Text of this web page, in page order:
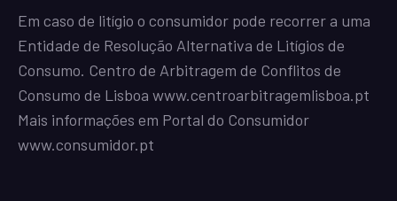
Em caso de litígio o consumidor pode recorrer a uma
Entidade de Resolução Alternativa de Litígios de
Consumo. Centro de Arbitragem de Conflitos de
Consumo de Lisboa www.centroarbitragemlisboa.pt
Mais informações em Portal do Consumidor
www.consumidor.pt